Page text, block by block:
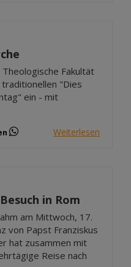
Fakultät
traditionellen "Dies
ein - mit
Weiterlesen
in Rom
am Mittwoch, 17.
von Papst Franziskus
hat zusammen mit
Reise nach